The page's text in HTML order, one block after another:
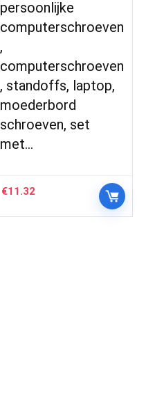
persoonlijke
computerschroeven
,
computerschroeven
, standoffs, laptop,
moederbord
schroeven, set
met…
€11.32